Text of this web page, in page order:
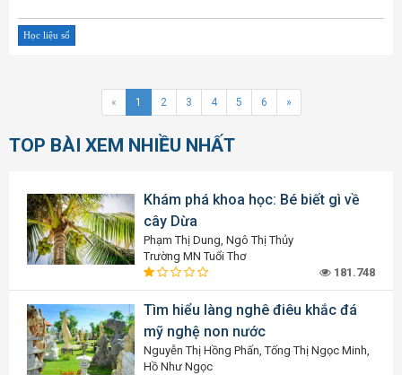
Học liệu số
« 1 2 3 4 5 6 »
TOP BÀI XEM NHIỀU NHẤT
Khám phá khoa học: Bé biết gì về
cây Dừa
Phạm Thị Dung, Ngô Thị Thủy
Trường MN Tuổi Thơ
181.748
Tìm hiểu làng nghê điêu khắc đá
mỹ nghệ non nước
Nguyễn Thị Hồng Phấn, Tống Thị Ngọc Minh,
Hồ Như Ngọc